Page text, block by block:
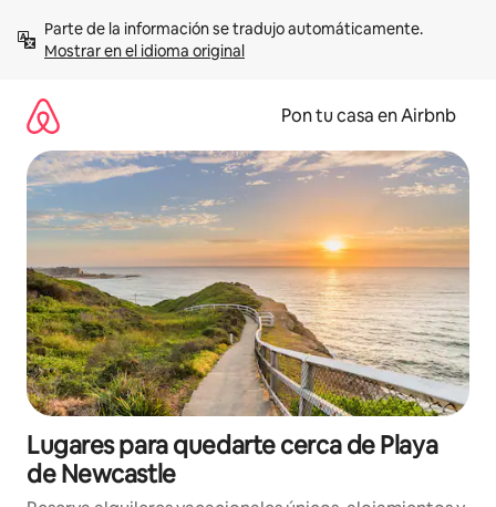
contenidoMostrar en el idioma original
Pon tu casa en Airbnb
Lugares para quedarte cerca de Playa
de Newcastle